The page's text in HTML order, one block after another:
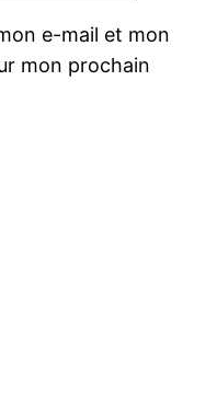
e-mail et mon
mon prochain